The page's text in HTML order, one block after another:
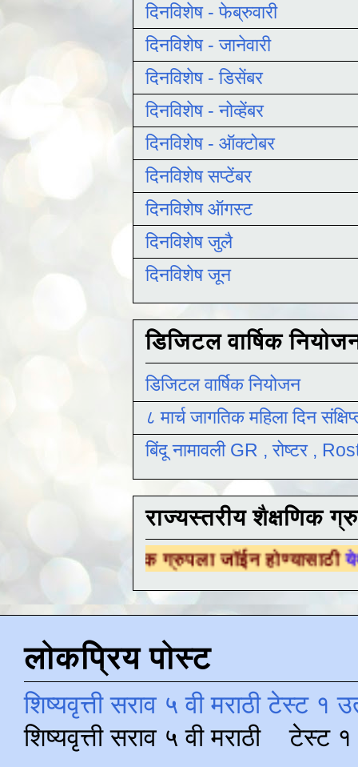
दिनविशेष - फेब्रुवारी
दिनविशेष - जानेवारी
दिनविशेष - डिसेंबर
दिनविशेष - नोव्हेंबर
दिनविशेष - ऑक्टोबर
दिनविशेष सप्टेंबर
दिनविशेष ऑगस्ट
दिनविशेष जुलै
दिनविशेष जून
डिजिटल वार्षिक
डिजिटल वार्षिक नियोजन
८ मार्च जागतिक महिला दिन
बिंदू नामावली GR , रोष्टर ,
राज्यस्तरीय शैक्षणिक
ग्रुपला जॉईन होण्यासाठीयेथे क्लिक करा .
लोकप्रिय पोस्ट
शिष्यवृत्ती सराव ५ वी मराठी टेस्ट १
शिष्यवृत्ती सराव ५ वी मराठी टेस्ट